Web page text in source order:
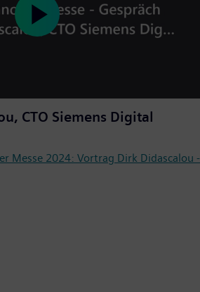
Play
Video
CTO Siemens Digital
Messe 2024: Vortrag Dirk Didascalou -